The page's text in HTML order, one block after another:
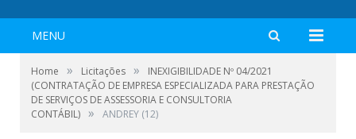
MENU
Home » Licitações »
INEXIGIBILIDADE Nº 04/2021
(CONTRATAÇÃO DE EMPRESA ESPECIALIZADA PARA PRESTAÇÃO
DE SERVIÇOS DE ASSESSORIA E CONSULTORIA
CONTÁBIL) » ANDREY (12)